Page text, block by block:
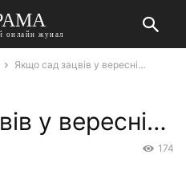
онлайн жунал
Якщо сад зацвів у вересні…
у вересні…
174